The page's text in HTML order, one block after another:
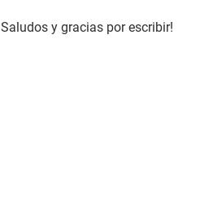
Saludos y gracias por escribir!